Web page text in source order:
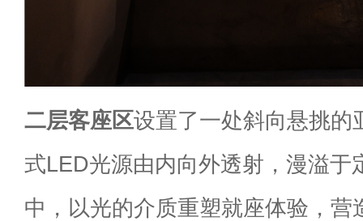
二层客座区设置了一处斜向悬挑的
式LED光源由内向外透射，漫溢于
中，以光的介质重塑就座体验，营